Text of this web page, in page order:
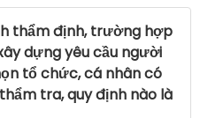
thẩm định, trường hợp
dựng yêu cầu người
tổ chức, cá nhân có
tra, quy định nào là